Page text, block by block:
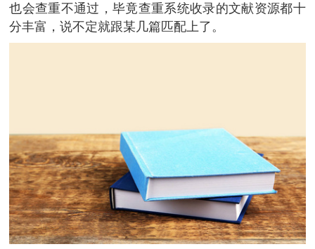
也会查重不通过，毕竟查重系统收录的文献资源都十
分丰富，说不定就跟某几篇匹配上了。